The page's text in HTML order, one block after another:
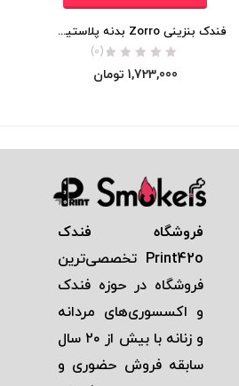
فندک بنزینی Zorro بدنه پلاستیکی اورجینال
(0)
1,723,000 تومان
فروشگاه فندک
Print42o تخصصی‌ترين
فروشگاه در حوزه فندک
و اكسسوری‌های مردانه
و زنانه با بيش از ٢٠ سال
سابقه فروش حضوری و